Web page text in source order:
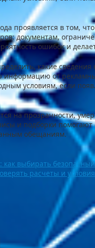
проявляется в том,
документам,
ошибок и
какие
информацию от
условиям, если
на прозрачности,
и подборки
обещаниям.
выбирать
расчеты и